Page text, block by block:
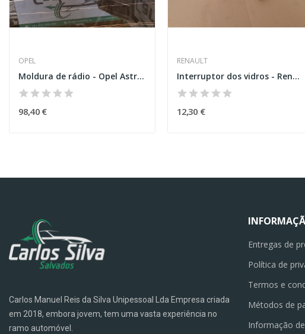
OPEL
Moldura de rádio - Opel Astra H
98,40 €
RENAULT
Interruptor dos vidros - Renault Captur I...
12,30 €
Carlos Manuel Reis da Silva Unipessoal Lda Empresa criada
em 2018, embora jovem, tem uma vasta experiência no
ramo automóvel.
Entregas de
Política de
Termos e
Métodos de
Informação